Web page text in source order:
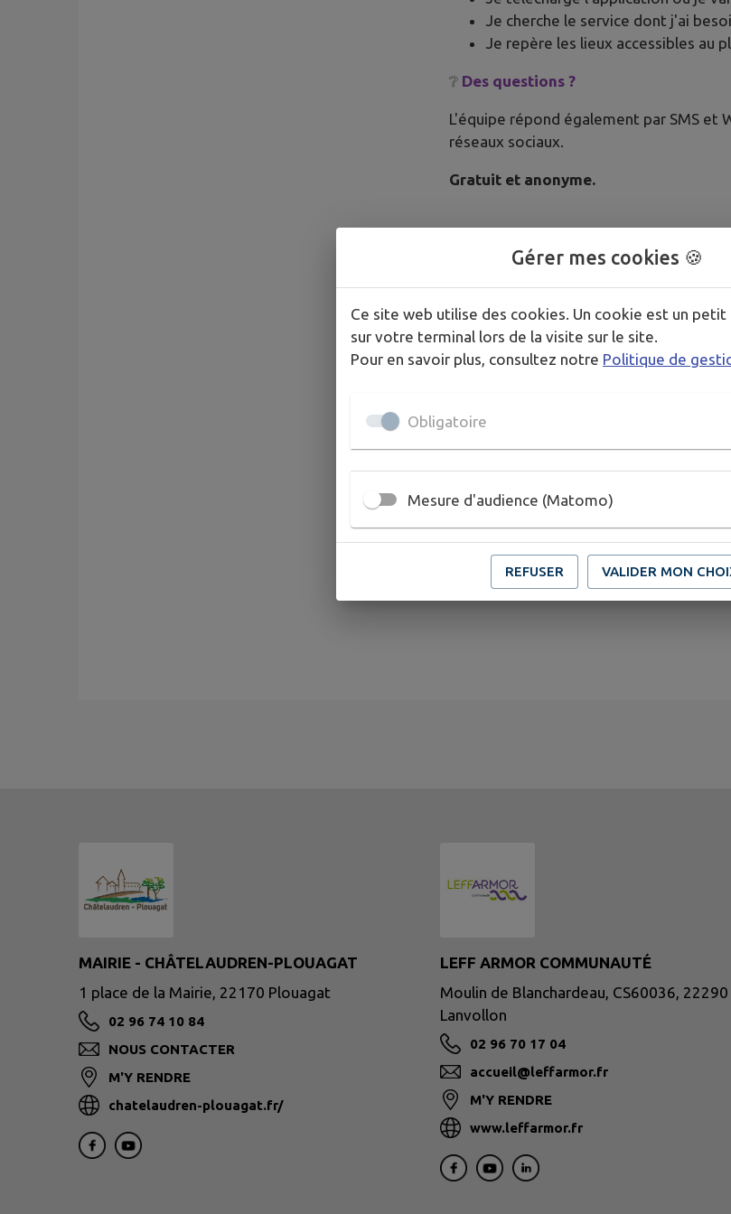
Je cherche le service dont j'ai
Je repère les lieux accessibles au
❔ Des questions ?
L'équipe répond également par SMS et
réseaux sociaux.
Gratuit et anonyme.
MAIRIE - CHÂTELAUDREN-PLOUAGAT
1 place de la Mairie, 22170 Plouagat
02 96 74 10 84
NOUS CONTACTER
M'Y RENDRE
chatelaudren-plouagat.fr/
LEFF ARMOR COMMUNAUTÉ
Moulin de Blanchardeau, CS60036, 22290
Lanvollon
02 96 70 17 04
accueil@leffarmor.fr
M'Y RENDRE
www.leffarmor.fr
Gérer mes cookies 🍪
Ce site web utilise des cookies. Un cookie est un
sur votre terminal lors de la visite sur le site.
Pour en savoir plus, consultez notre Politique de
Obligatoire
Mesure d'audience (Matomo)
REFUSER VALIDER MON